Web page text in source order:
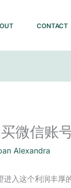
CONTACT
微信账
Alexandra
进入这个利润丰厚